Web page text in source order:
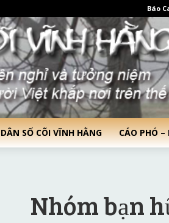
Báo
DÂN SỐ CÕI VĨNH HẰNG CÁO PHÓ
Nhóm bạn